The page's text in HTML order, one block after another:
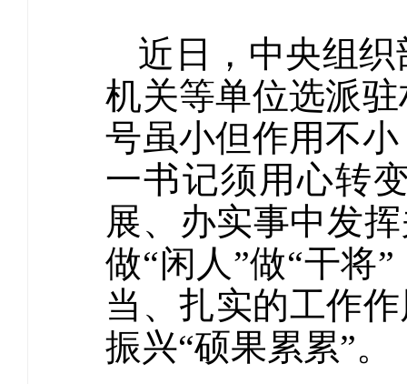
近日，中央组
机关等单位选派
号虽小但作用不
一书记须用心转
展、办实事中发
做“闲人”做“干将
当、扎实的工作
振兴“硕果累累”。